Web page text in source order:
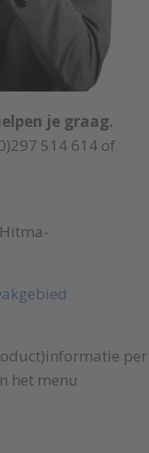
je graag.
514 614 of
per
het menu